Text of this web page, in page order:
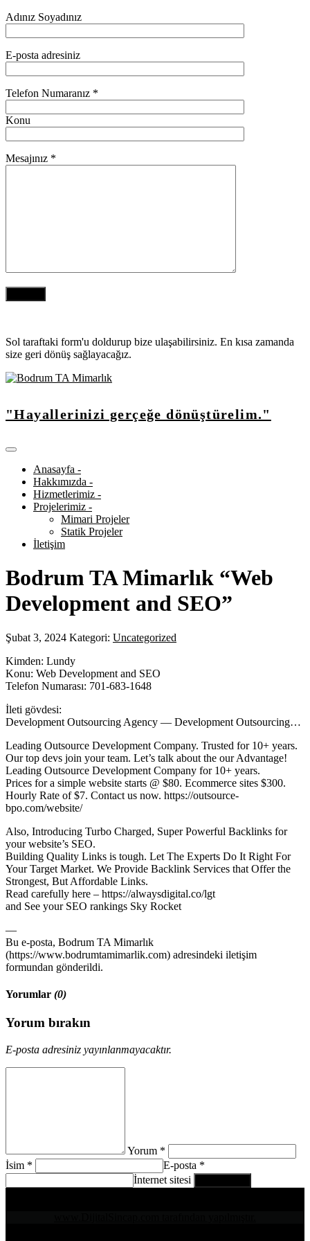
Adınız Soyadınız
E-posta adresiniz
Telefon Numaranız *
Konu
Mesajınız *
Sol taraftaki form'u doldurup bize ulaşabilirsiniz. En kısa zamanda
size geri dönüş sağlayacağız.
"Hayallerinizi gerçeğe dönüştürelim."
Anasayfa -
Hakkımızda -
Hizmetlerimiz -
Projelerimiz -
Mimari Projeler
Statik Projeler
İletişim
Bodrum TA Mimarlık “Web
Development and SEO”
Şubat 3, 2024 Kategori: Uncategorized
Kimden: Lundy
Konu: Web Development and SEO
Telefon Numarası: 701-683-1648
İleti gövdesi:
Development Outsourcing Agency — Development Outsourcing…
Leading Outsource Development Company. Trusted for 10+ years.
Our top devs join your team. Let’s talk about the our Advantage!
Leading Outsource Development Company for 10+ years.
Prices for a simple website starts @ $80. Ecommerce sites $300.
Hourly Rate of $7. Contact us now. https://outsource-
bpo.com/website/
Also, Introducing Turbo Charged, Super Powerful Backlinks for
your website’s SEO.
Building Quality Links is tough. Let The Experts Do It Right For
Your Target Market. We Provide Backlink Services that Offer the
Strongest, But Affordable Links.
Read carefully here – https://alwaysdigital.co/lgt
and See your SEO rankings Sky Rocket
—
Bu e-posta, Bodrum TA Mimarlık
(https://www.bodrumtamimarlik.com) adresindeki iletişim
formundan gönderildi.
Yorumlar (0)
Yorum bırakın
E-posta adresiniz yayınlanmayacaktır.
Yorum *
İsim *
E-posta *
İnternet sitesi